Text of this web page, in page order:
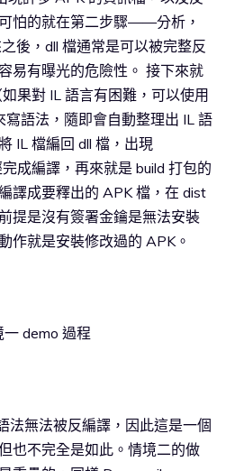
怕的就在第二步驟——分析，
後，dll 檔通常是可以被完整反
易有曝光的危險性。 接下來就
果對 IL 語言有困難，可以使用
寫語法，隨即會自動整理出 IL 語
IL 檔編回 dll 檔，出現
完成編譯，再來就是 build 打包的
譯成要釋出的 APK 檔，在 dist
提是沒有簽署金鑰是無法安裝
作就是安裝修改過的 APK。
一 demo 過程
法無法被反編譯，因此這是一個
也不完全是如此。情境二的做